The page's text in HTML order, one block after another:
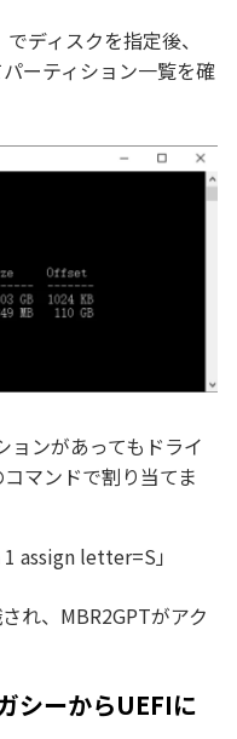
ディスクを指定後、
ーティション一覧を確
ョンがあってもドライ
マンドで割り当てま
assign letter=S」
れ、MBR2GPTがアク
シーからUEFIに